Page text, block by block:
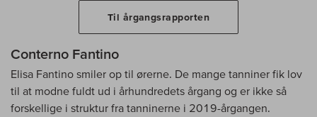
Til årgangsrapporten
Conterno Fantino
Elisa Fantino smiler op til ørerne. De mange tanniner fik lov
til at modne fuldt ud i århundredets årgang og er ikke så
forskellige i struktur fra tanninerne i 2019-årgangen.